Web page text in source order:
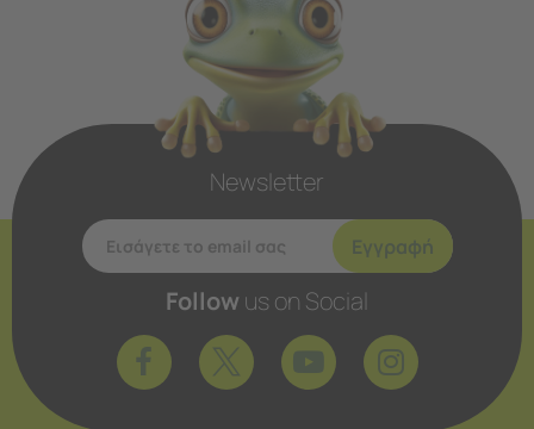
Newsletter
Εγγραφή
Follow us on Social